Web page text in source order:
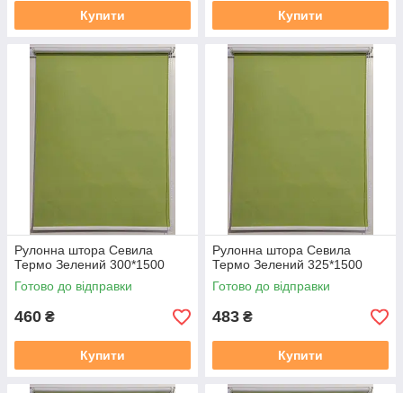
Купити Купити
Рулонна штора Севила
Термо Зелений 300*1500
Готово до відправки
460 ₴
Купити
Рулонна штора Севила
Термо Зелений 325*1500
Готово до відправки
483 ₴
Купити